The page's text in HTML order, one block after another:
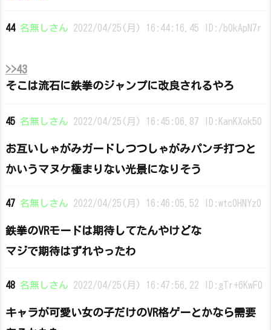
44 名無しさん 2022/04/25(月) 16:44:16.45 ID:/b0kApN7r
>>43
そこは流石に鉄拳のジャンプに改良されるやろ
45 名無しさん 2022/04/25(月) 16:45:06.87 ID:KanKXok50
お互いしゃがみガードしつつしゃがみパンチ打つと
かいうマヌケ極まりない光景になりそう
47 名無しさん 2022/04/25(月) 16:46:05.52 ID:wtc0HNYz0
鉄拳のVRモードは期待してたんやけどな
マジで期待はずれやったわ
48 名無しさん 2022/04/25(月) 16:47:56.22 ID:gTr+6KwF0
キャラが可愛い女の子だけのVR格ゲーとかなら需要